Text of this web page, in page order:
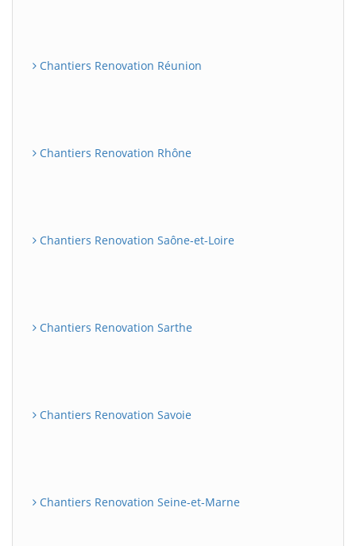
Chantiers Renovation Réunion
Chantiers Renovation Rhône
Chantiers Renovation Saône-et-Loire
Chantiers Renovation Sarthe
Chantiers Renovation Savoie
Chantiers Renovation Seine-et-Marne